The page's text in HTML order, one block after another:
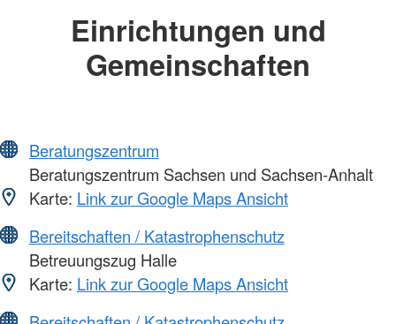
Einrichtungen und
Gemeinschaften
Beratungszentrum
Beratungszentrum Sachsen und Sachsen-Anhalt
Karte: Link zur Google Maps Ansicht
Bereitschaften / Katastrophenschutz
Betreuungszug Halle
Karte: Link zur Google Maps Ansicht